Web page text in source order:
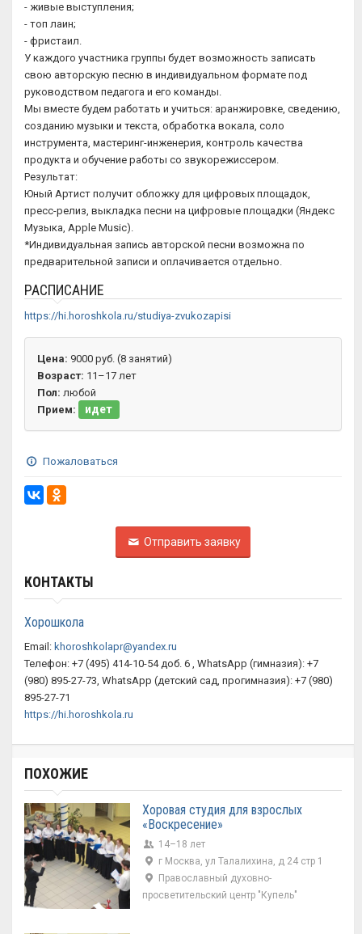
- живые выступления;
- топ лаин;
- фристаил.
У каждого участника группы будет возможность записать
свою авторскую песню в индивидуальном формате под
руководством педагога и его команды.
Мы вместе будем работать и учиться: аранжировке, сведению,
созданию музыки и текста, обработка вокала, соло
инструмента, мастеринг-инженерия, контроль качества
продукта и обучение работы со звукорежиссером.
Результат:
Юный Артист получит обложку для цифровых площадок,
пресс-релиз, выкладка песни на цифровые площадки (Яндекс
Музыка, Apple Music).
*Индивидуальная запись авторской песни возможна по
предварительной записи и оплачивается отдельно.
РАСПИСАНИЕ
https://hi.horoshkola.ru/studiya-zvukozapisi
Цена: 9000 руб. (8 занятий)
Возраст: 11–17 лет
Пол: любой
Прием:
идет
Пожаловаться
Отправить заявку
КОНТАКТЫ
Хорошкола
Email: khoroshkolapr@yandex.ru
Телефон: +7 (495) 414-10-54 доб. 6 , WhatsApp (гимназия): +7
(980) 895-27-73, WhatsApp (детский сад, прогимназия): +7 (980)
895-27-71
https://hi.horoshkola.ru
ПОХОЖИЕ
Хоровая студия для взрослых
«Воскресение»
14–18 лет
г Москва, ул Талалихина, д 24 стр 1
Православный духовно-
просветительский центр "Купель"